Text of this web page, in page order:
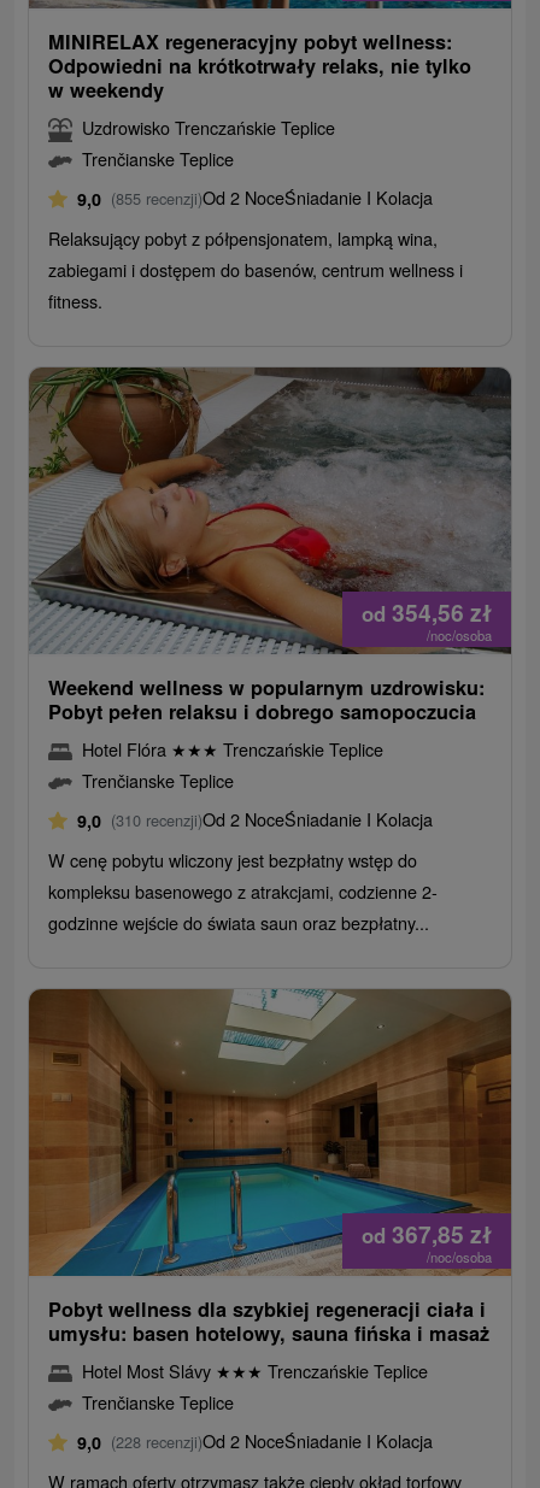
MINIRELAX regeneracyjny pobyt wellness:
Odpowiedni na krótkotrwały relaks, nie tylko
w weekendy
Uzdrowisko Trenczańskie Teplice
Trenčianske Teplice
9,0 (855 recenzji)Od 2 NoceŚniadanie I Kolacja
Relaksujący pobyt z półpensjonatem, lampką wina,
zabiegami i dostępem do basenów, centrum wellness i
fitness.
od 354,56 zł
/noc/osoba
Weekend wellness w popularnym uzdrowisku:
Pobyt pełen relaksu i dobrego samopoczucia
Hotel Flóra ★★★ Trenczańskie Teplice
Trenčianske Teplice
9,0 (310 recenzji)Od 2 NoceŚniadanie I Kolacja
W cenę pobytu wliczony jest bezpłatny wstęp do
kompleksu basenowego z atrakcjami, codzienne 2-
godzinne wejście do świata saun oraz bezpłatny...
od 367,85 zł
/noc/osoba
Pobyt wellness dla szybkiej regeneracji ciała i
umysłu: basen hotelowy, sauna fińska i masaż
Hotel Most Slávy ★★★ Trenczańskie Teplice
Trenčianske Teplice
9,0 (228 recenzji)Od 2 NoceŚniadanie I Kolacja
W ramach oferty otrzymasz także ciepły okład torfowy